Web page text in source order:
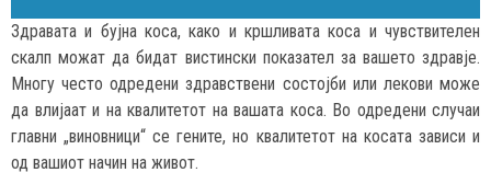
Здравата и бујна коса, како и кршливата коса и чувствителен
скалп можат да бидат вистински показател за вашето здравје.
Многу често одредени здравствени состојби или лекови може
да влијаат и на квалитетот на вашата коса. Во одредени случаи
главни „виновници“ се гените, но квалитетот на косата зависи и
од вашиот начин на живот.